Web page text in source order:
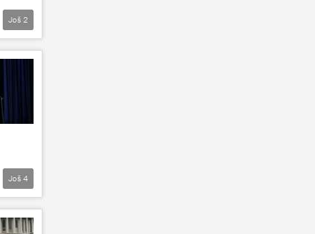
Još 2
Još 4